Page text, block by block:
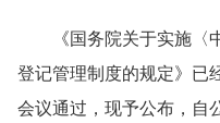
《国务院关于实施
登记管理制度的规定》已
会议通过，现予公布，自